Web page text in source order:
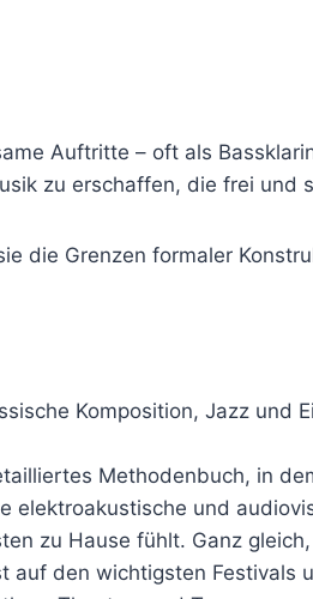
Auftritte – oft als
zu erschaffen, die frei und
die Grenzen formaler
Komposition, Jazz und
Methodenbuch, in
elektroakustische und
zu Hause fühlt. Ganz
auf den wichtigsten Festivals